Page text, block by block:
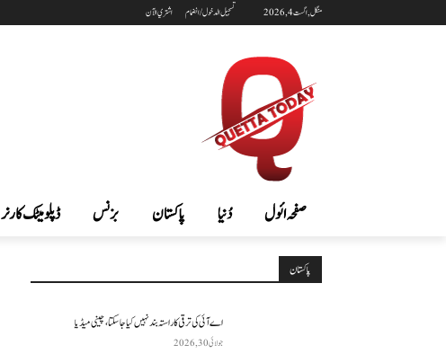
منگل, اگست 4, 2026 تسجيل الدخول / انضمام اشتري الآن
صفحہ ائول دُنیا پاکستان بزنس ڈپلومیٹک کارنر
پاکستان
اے آئی کی ترقی کا راستہ بند نہیں کیا جا سکتا، چینی میڈیا
جولائی 30, 2026